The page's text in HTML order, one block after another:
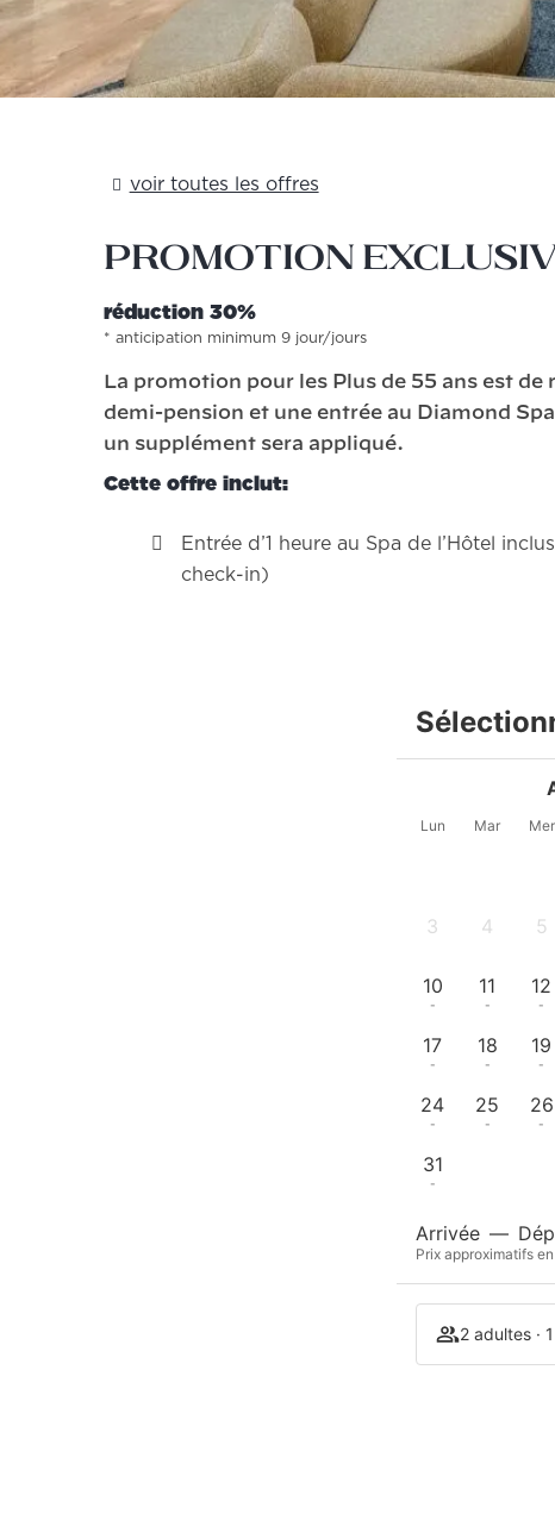
voir toutes les offres
Promotion
​​réduction 30%
anticipation minimum 9 jour/jours
La promotion pour les Plus de 55 ans est
demi-pension et une entrée au Diamond
un supplément sera appliqué.
Cette offre inclut:
Entrée d’1 heure au Spa de l’Hôtel
check-in)
Lun Mar Mer
3 4 5
10
-
11
-
12
-
17
-
18
-
19
-
24
-
25
-
26
-
31
-
Arrivée —
Prix approximatifs
2 adultes ·